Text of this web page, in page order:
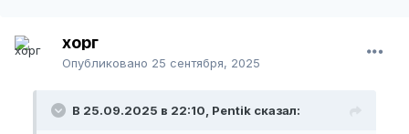
хорг
Опубликовано 25 сентября, 2025
В 25.09.2025 в 22:10, Pentik сказал: